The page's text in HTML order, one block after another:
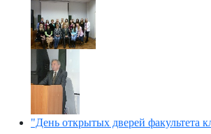
"День открытых дверей факультета